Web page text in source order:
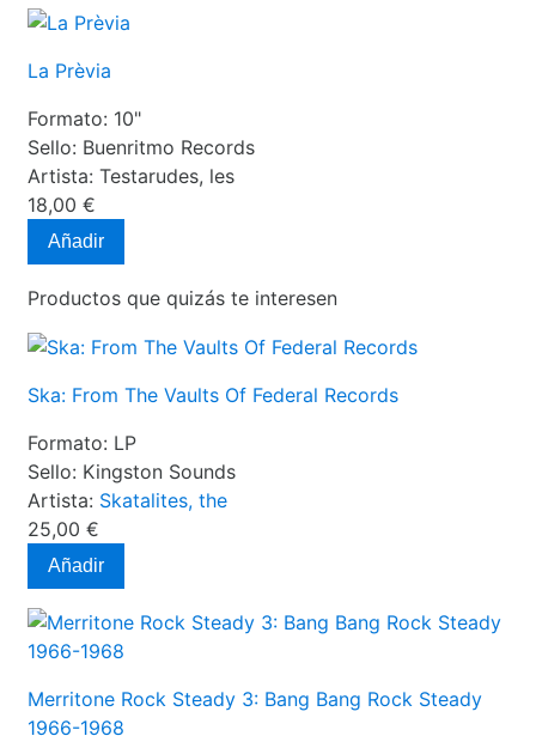
La Prèvia
Formato: 10"
Sello: Buenritmo Records
Artista: Testarudes, les
18,00 €
Añadir
Productos que quizás te interesen
Ska: From The Vaults Of Federal Records
Formato: LP
Sello: Kingston Sounds
Artista: Skatalites, the
25,00 €
Añadir
Merritone Rock Steady 3: Bang Bang Rock Steady
1966-1968